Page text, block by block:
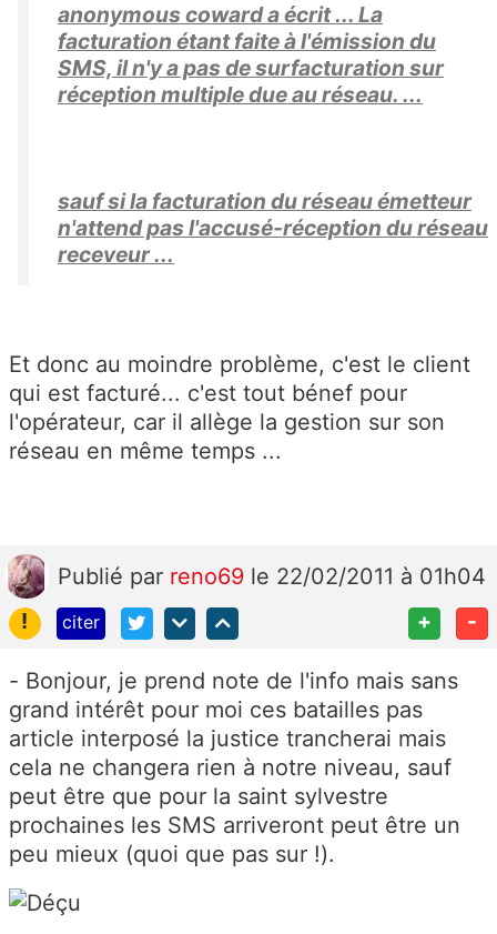
anonymous coward a écrit ... La
facturation étant faite à l'émission du
SMS, il n'y a pas de surfacturation sur
réception multiple due au réseau. ...
sauf si la facturation du réseau émetteur
n'attend pas l'accusé-réception du réseau
receveur ...
Et donc au moindre problème, c'est le client
qui est facturé... c'est tout bénef pour
l'opérateur, car il allège la gestion sur son
réseau en même temps ...
Publié par reno69 le 22/02/2011 à 01h04
!
citer + -
- Bonjour, je prend note de l'info mais sans
grand intérêt pour moi ces batailles pas
article interposé la justice trancherai mais
cela ne changera rien à notre niveau, sauf
peut être que pour la saint sylvestre
prochaines les SMS arriveront peut être un
peu mieux (quoi que pas sur !).